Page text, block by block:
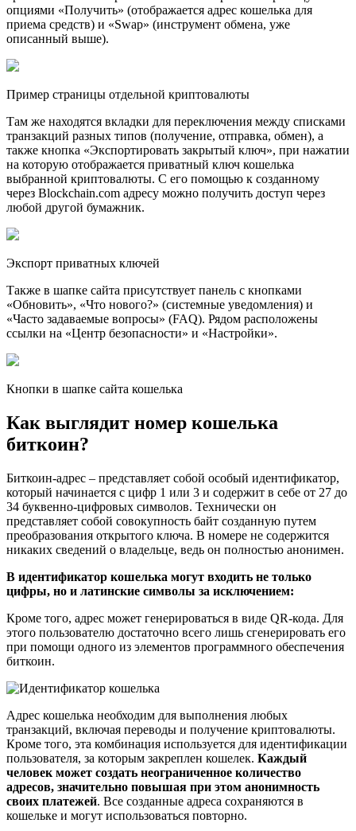
опциями «Получить» (отображается адрес кошелька для
приема средств) и «Swap» (инструмент обмена, уже
описанный выше).
Пример страницы отдельной криптовалюты
Там же находятся вкладки для переключения между списками
транзакций разных типов (получение, отправка, обмен), а
также кнопка «Экспортировать закрытый ключ», при нажатии
на которую отображается приватный ключ кошелька
выбранной криптовалюты. С его помощью к созданному
через Blockchain.com адресу можно получить доступ через
любой другой бумажник.
Экспорт приватных ключей
Также в шапке сайта присутствует панель с кнопками
«Обновить», «Что нового?» (системные уведомления) и
«Часто задаваемые вопросы» (FAQ). Рядом расположены
ссылки на «Центр безопасности» и «Настройки».
Кнопки в шапке сайта кошелька
Как выглядит номер кошелька
биткоин?
Биткоин-адрес – представляет собой особый идентификатор,
который начинается с цифр 1 или 3 и содержит в себе от 27 до
34 буквенно-цифровых символов. Технически он
представляет собой совокупность байт созданную путем
преобразования открытого ключа. В номере не содержится
никаких сведений о владельце, ведь он полностью анонимен.
В идентификатор кошелька могут входить не только
цифры, но и латинские символы за исключением:
Кроме того, адрес может генерироваться в виде QR-кода. Для
этого пользователю достаточно всего лишь сгенерировать его
при помощи одного из элементов программного обеспечения
биткоин.
Адрес кошелька необходим для выполнения любых
транзакций, включая переводы и получение криптовалюты.
Кроме того, эта комбинация используется для идентификации
пользователя, за которым закреплен кошелек. Каждый
человек может создать неограниченное количество
адресов, значительно повышая при этом анонимность
своих платежей. Все созданные адреса сохраняются в
кошельке и могут использоваться повторно.